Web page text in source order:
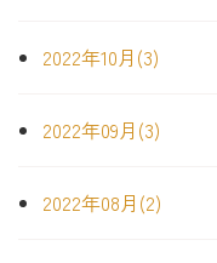
2022年10月(3)
2022年09月(3)
2022年08月(2)